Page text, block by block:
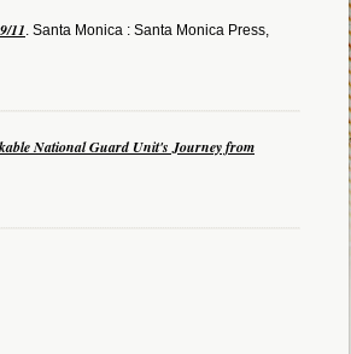
11. Santa Monica : Santa Monica Press,
National Guard Unit's Journey from